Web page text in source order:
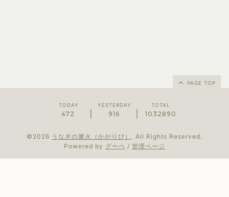
PAGE TOP
TODAY
472
YESTERDAY
916
TOTAL
1032890
©2026 うなぎの篝火（かがりび） . All Rights Reserved.
Powered by グーペ / 管理ページ